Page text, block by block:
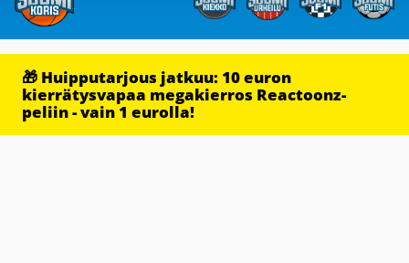
🎁 Huipputarjous jatkuu: 10 euron
kierrätysvapaa megakierros Reactoonz-
peliin - vain 1 eurolla!